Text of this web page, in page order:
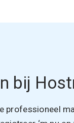
bij
professioneel